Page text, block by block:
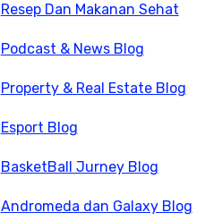
Resep Dan Makanan Sehat
Podcast & News Blog
Property & Real Estate Blog
Esport Blog
BasketBall Jurney Blog
Andromeda dan Galaxy Blog